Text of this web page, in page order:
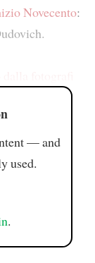
Novecento:
— and
used.
.